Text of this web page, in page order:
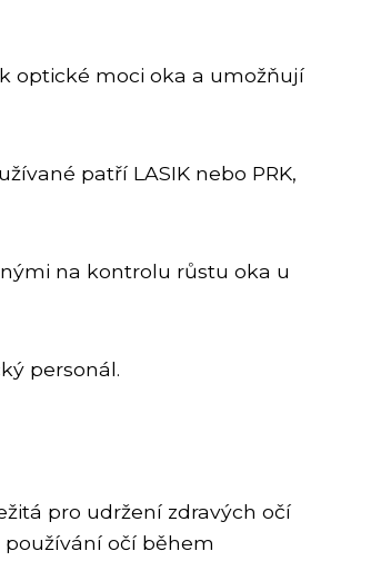
optické moci oka a umožňují
patří LASIK nebo PRK,
na kontrolu růstu oka u
personál.
pro udržení zdravých očí
očí během